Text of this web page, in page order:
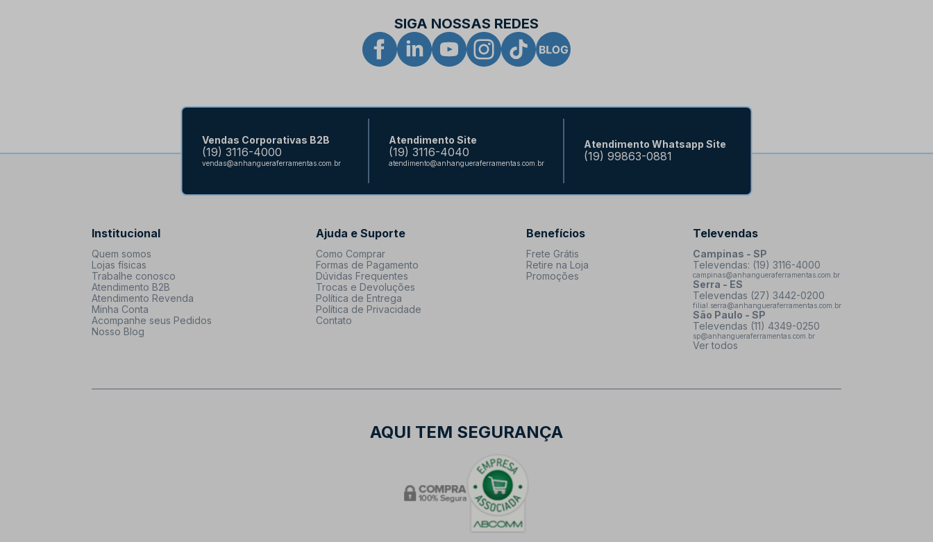
SIGA NOSSAS REDES
Vendas Corporativas B2B
(19) 3116-4000
vendas@anhangueraferramentas.com.br
Atendimento Site
(19) 3116-4040
atendimento@anhangueraferramentas.com.br
Atendimento Whatsapp Site
(19) 99863-0881
Institucional
Quem somos
Lojas físicas
Trabalhe conosco
Atendimento B2B
Atendimento Revenda
Minha Conta
Acompanhe seus Pedidos
Nosso Blog
Ajuda e Suporte
Como Comprar
Formas de Pagamento
Dúvidas Frequentes
Trocas e Devoluções
Política de Entrega
Política de Privacidade
Contato
Benefícios
Frete Grátis
Retire na Loja
Promoções
Televendas
Campinas - SP
Televendas: (19) 3116-4000
campinas@anhangueraferramentas.com.br
Serra - ES
Televendas (27) 3442-0200
filial.serra@anhangueraferramentas.com.br
São Paulo - SP
Televendas (11) 4349-0250
sp@anhangueraferramentas.com.br
Ver todos
AQUI TEM SEGURANÇA